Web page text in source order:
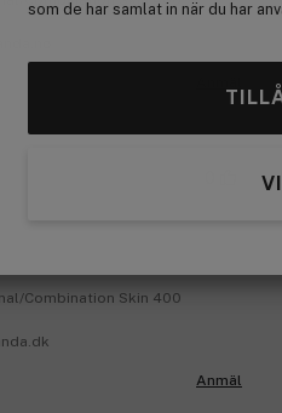
som de har samlat in när du har
Combination Skin 400
Anmäl